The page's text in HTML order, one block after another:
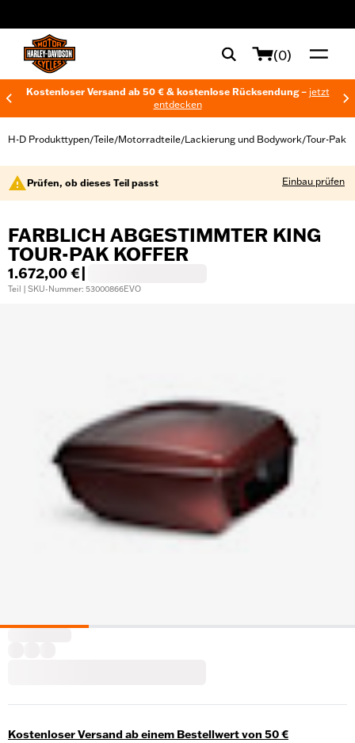
(0)
Kostenloser Versand ab 50 € & kostenlose Rücksendung – jetzt
entdecken
H-D Produkttypen/Teile/Motorradteile/Lackierung und Bodywork/Tour-Pak
Prüfen, ob dieses Teil passt Einbau prüfen
FARBLICH ABGESTIMMTER KING
TOUR-PAK KOFFER
1.672,00 €
Teil | SKU-Nummer: 53000866EVO
Kostenloser Versand ab einem Bestellwert von 50 €